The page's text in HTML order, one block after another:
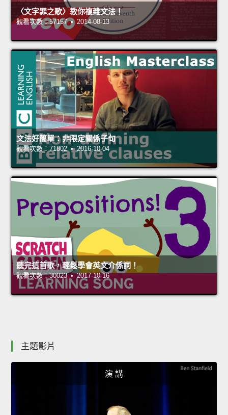
〈文字罪之歌〉教你複雜文法！
觀看次數：57157 • 2014-08-13
文法好簡單：非限定關係子句
觀看次數：71802 • 2016-10-04
聽完這首歌，輕鬆學會英文介係詞！
觀看次數：30023 • 2017-10-16
主題影片
演 講